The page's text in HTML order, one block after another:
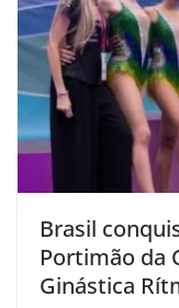
Brasil
Portimão da
Ginástica